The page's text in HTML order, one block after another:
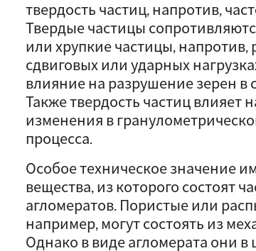
твердость частиц, напротив,
Твердые частицы
или хрупкие частицы,
сдвиговых или ударных
влияние на разрушение зерен в
Также твердость частиц влияет
изменения в
процесса.
Особое техническое значение
вещества, из которого состоят
агломератов. Пористые или
например, могут состоять из
Однако в виде агломерата они